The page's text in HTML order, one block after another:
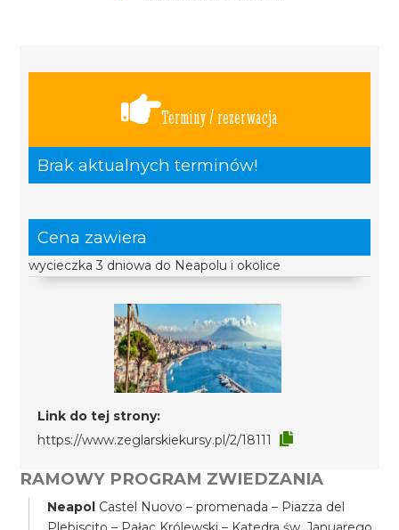
Terminy / rezerwacja
Brak aktualnych terminów!
Cena zawiera
wycieczka 3 dniowa do Neapolu i okolice
Link do tej strony:
https://www.zeglarskiekursy.pl/2/18111
RAMOWY PROGRAM ZWIEDZANIA
Neapol Castel Nuovo – promenada – Piazza del